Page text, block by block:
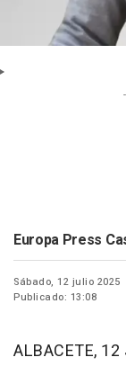
Europa Press
Sábado, 12 julio 2025
Publicado: 13:08
ALBACETE, 12